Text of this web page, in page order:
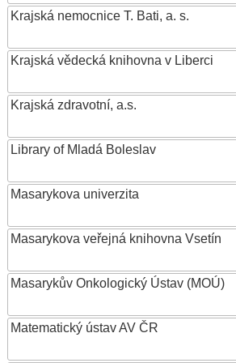
Krajská nemocnice T. Bati, a. s.
Krajská vědecká knihovna v Liberci
Krajská zdravotní, a.s.
Library of Mladá Boleslav
Masarykova univerzita
Masarykova veřejná knihovna Vsetín
Masarykův Onkologický Ústav (MOÚ)
Matematický ústav AV ČR